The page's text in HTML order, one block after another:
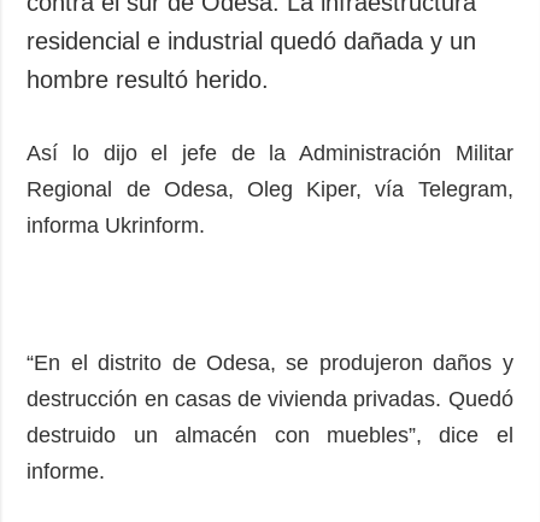
residencial e industrial quedó dañada y un
hombre resultó herido.
Así lo dijo el jefe de la Administración Militar
Regional de Odesa, Oleg Kiper, vía Telegram,
informa Ukrinform.
“En el distrito de Odesa, se produjeron daños y
destrucción en casas de vivienda privadas. Quedó
destruido un almacén con muebles”, dice el
informe.